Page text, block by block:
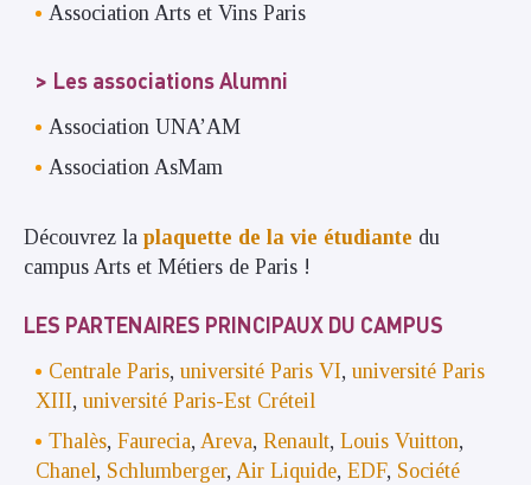
Association Arts et Vins Paris
Les associations Alumni
Association UNA’AM
Association AsMam
Découvrez la plaquette de la vie étudiante du
campus Arts et Métiers de Paris !
LES PARTENAIRES PRINCIPAUX DU CAMPUS
Centrale Paris, université Paris VI, université Paris
XIII, université Paris-Est Créteil
Thalès, Faurecia, Areva, Renault, Louis Vuitton,
Chanel, Schlumberger, Air Liquide, EDF, Société